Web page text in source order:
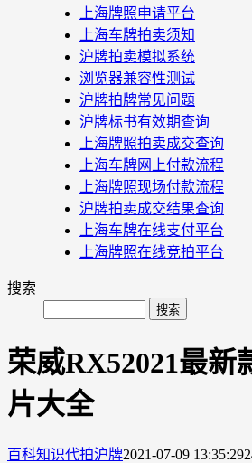
上海牌照申请平台
上海车牌拍卖须知
沪牌拍卖模拟系统
浏览器兼容性测试
沪牌拍牌常见问题
沪牌标书有效期查询
上海牌照拍卖成交查询
上海车牌网上付款流程
上海牌照现场付款流程
沪牌拍卖成交结果查询
上海车牌在线支付平台
上海牌照在线竞拍平台
搜索
荣威RX52021最新
片大全
百科知识代拍沪牌2021-07-09 13:35:29